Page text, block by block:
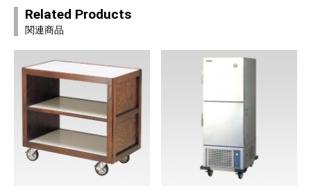
Related Products
関連商品